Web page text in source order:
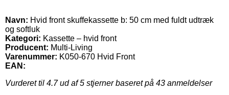
Navn: Hvid front skuffekassette b: 50 cm med fuldt udtræk
og softluk
Kategori: Kassette – hvid front
Producent: Multi-Living
Varenummer: K050-670 Hvid Front
EAN:
Vurderet til 4.7ud af 5 stjerner baseret på 43 anmeldelser